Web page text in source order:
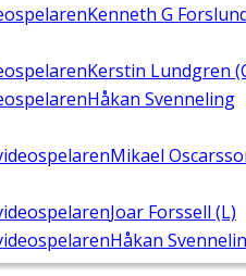
Kenneth G
Kerstin Lundgren
Håkan Svenneling
Mikael
Joar Forssell (L)
Håkan